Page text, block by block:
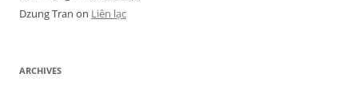
Dzung Tran on Liên lạc
ARCHIVES